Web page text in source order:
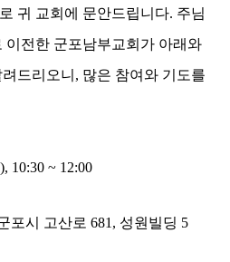
귀 교회에 문안드립니다. 주님
이전한 군포남부교회가 아래와
드리오니 , 많은 참여와 기도를
), 10:30 ~ 12:00
포시 고산로681, 성원빌딩 5